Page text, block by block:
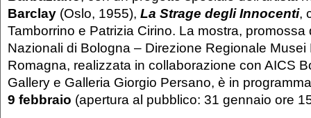
Barclay (Oslo, 1955), La Strage degli Innocenti,
Tamborrino e Patrizia Cirino. La mostra, promossa
Nazionali di Bologna – Direzione Regionale Musei
Romagna, realizzata in collaborazione con AICS
Gallery e Galleria Giorgio Persano, è in
9 febbraio (apertura al pubblico: 31 gennaio ore